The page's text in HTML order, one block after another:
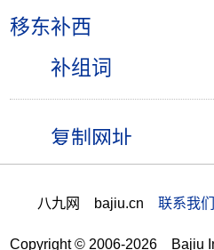
移东补西
补组词
八九网 bajiu.cn 联系我
Copyright © 2006-2026 Bajiu